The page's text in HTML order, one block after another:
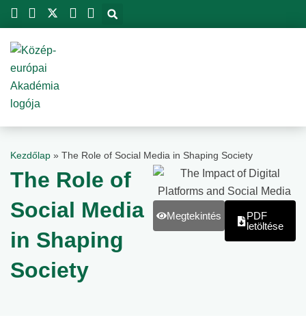
Skip
to
content
Kezdőlap » The Role of Social Media in Shaping Society
The Role of
Social Media
in Shaping
Society
Megtekintés
PDF
letöltése